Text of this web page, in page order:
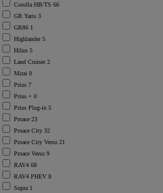
Corolla HB/TS 66
GR Yaris 3
GR86 1
Highlander5
Hilux 5
Land Cruiser2
Mirai 0
Prius 7
Prius + 0
Prius Plug-in 5
Proace 23
Proace City 32
Proace City Verso 21
Proace Verso 9
RAV4 68
RAV4 PHEV 8
Supra 1